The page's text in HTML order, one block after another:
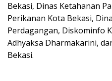
Bekasi, Dinas Ketahanan
Perikanan Kota Bekasi,
Perdagangan, Diskominfo
Adhyaksa Dharmakarini,
Bekasi.